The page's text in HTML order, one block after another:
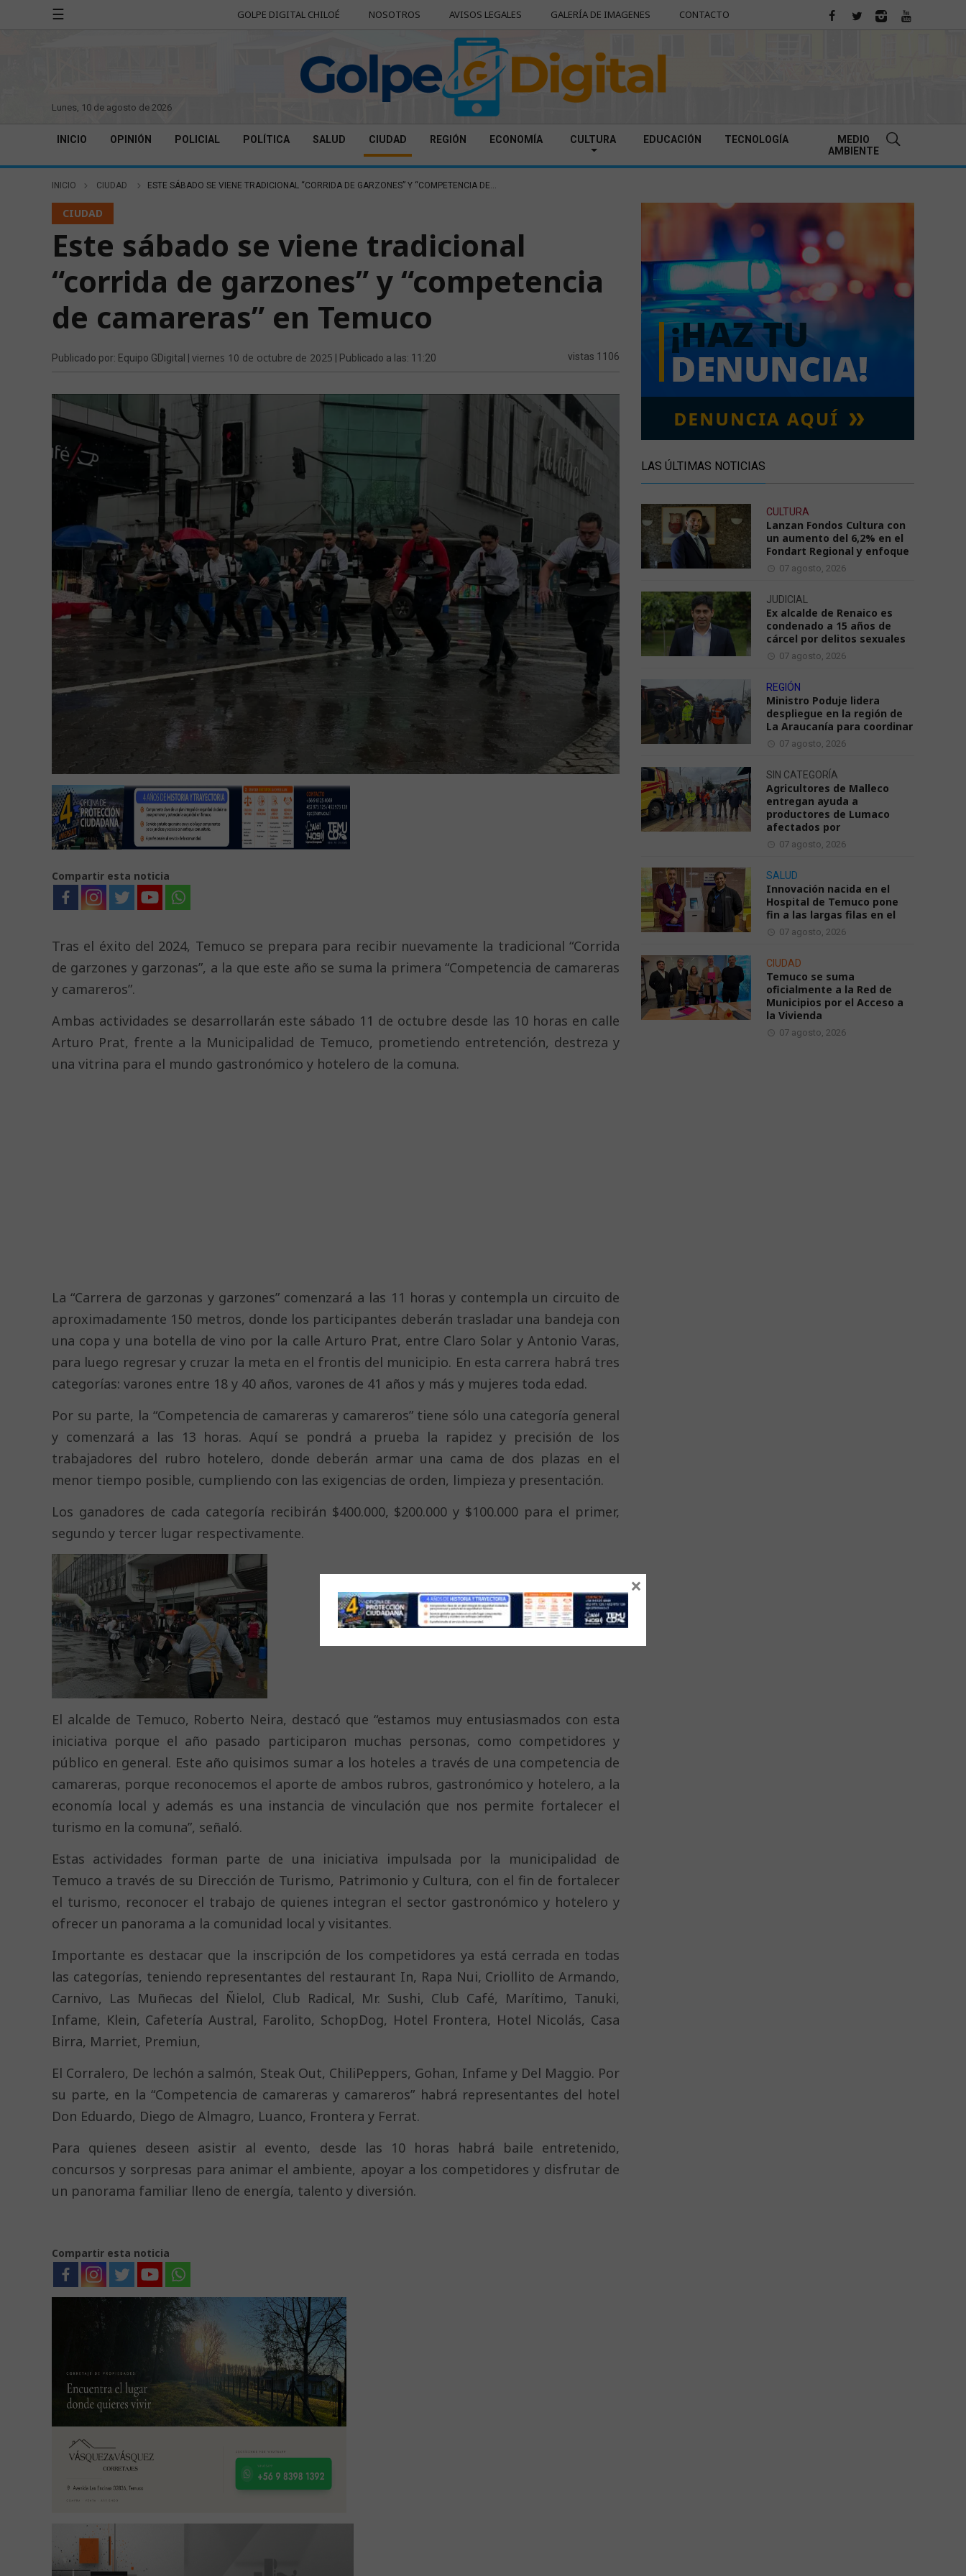
☰ GOLPE DIGITAL CHILOÉ NOSOTROS AVISOS LEGALES GALERÍA DE IMAGENES CONTACTO
lunes, 10 de agosto de 2026
INICIO OPINIÓN POLICIAL POLÍTICA SALUD CIUDAD REGIÓN ECONOMÍA CULTURA EDUCACIÓN TECNOLOGÍA
MEDIO
AMBIENTE
INICIO CIUDAD ESTE SÁBADO SE VIENE TRADICIONAL “CORRIDA DE GARZONES” Y “COMPETENCIA DE...
CIUDAD
Este sábado se viene tradicional
“corrida de garzones” y “competencia
de camareras” en Temuco
Publicado por: Equipo GDigital | viernes 10 de octubre de 2025 | Publicado a las: 11:20 vistas 1106
Compartir esta noticia
Tras el éxito del 2024, Temuco se prepara para recibir nuevamente la tradicional “Corrida
de garzones y garzonas”, a la que este año se suma la primera “Competencia de camareras
y camareros”.
Ambas actividades se desarrollarán este sábado 11 de octubre desde las 10 horas en calle
Arturo Prat, frente a la Municipalidad de Temuco, prometiendo entretención, destreza y
una vitrina para el mundo gastronómico y hotelero de la comuna.
La “Carrera de garzonas y garzones” comenzará a las 11 horas y contempla un circuito de
aproximadamente 150 metros, donde los participantes deberán trasladar una bandeja con
una copa y una botella de vino por la calle Arturo Prat, entre Claro Solar y Antonio Varas,
para luego regresar y cruzar la meta en el frontis del municipio. En esta carrera habrá tres
categorías: varones entre 18 y 40 años, varones de 41 años y más y mujeres toda edad.
Por su parte, la “Competencia de camareras y camareros” tiene sólo una categoría general
y comenzará a las 13 horas. Aquí se pondrá a prueba la rapidez y precisión de los
trabajadores del rubro hotelero, donde deberán armar una cama de dos plazas en el
menor tiempo posible, cumpliendo con las exigencias de orden, limpieza y presentación.
Los ganadores de cada categoría recibirán $400.000, $200.000 y $100.000 para el primer,
segundo y tercer lugar respectivamente.
El alcalde de Temuco, Roberto Neira, destacó que “estamos muy entusiasmados con esta
iniciativa porque el año pasado participaron muchas personas, como competidores y
público en general. Este año quisimos sumar a los hoteles a través de una competencia de
camareras, porque reconocemos el aporte de ambos rubros, gastronómico y hotelero, a la
economía local y además es una instancia de vinculación que nos permite fortalecer el
turismo en la comuna”, señaló.
Estas actividades forman parte de una iniciativa impulsada por la municipalidad de
Temuco a través de su Dirección de Turismo, Patrimonio y Cultura, con el fin de fortalecer
el turismo, reconocer el trabajo de quienes integran el sector gastronómico y hotelero y
ofrecer un panorama a la comunidad local y visitantes.
Importante es destacar que la inscripción de los competidores ya está cerrada en todas
las categorías, teniendo representantes del restaurant In, Rapa Nui, Criollito de Armando,
Carnivo, Las Muñecas del Ñielol, Club Radical, Mr. Sushi, Club Café, Marítimo, Tanuki,
Infame, Klein, Cafetería Austral, Farolito, SchopDog, Hotel Frontera, Hotel Nicolás, Casa
Birra, Marriet, Premiun,
El Corralero, De lechón a salmón, Steak Out, ChiliPeppers, Gohan, Infame y Del Maggio. Por
su parte, en la “Competencia de camareras y camareros” habrá representantes del hotel
Don Eduardo, Diego de Almagro, Luanco, Frontera y Ferrat.
Para quienes deseen asistir al evento, desde las 10 horas habrá baile entretenido,
concursos y sorpresas para animar el ambiente, apoyar a los competidores y disfrutar de
un panorama familiar lleno de energía, talento y diversión.
Compartir esta noticia
LAS ÚLTIMAS NOTICIAS
CULTURA
Lanzan Fondos Cultura con
un aumento del 6,2% en el
Fondart Regional y enfoque
07 agosto, 2026
JUDICIAL
Ex alcalde de Renaico es
condenado a 15 años de
cárcel por delitos sexuales
07 agosto, 2026
REGIÓN
Ministro Poduje lidera
despliegue en la región de
La Araucanía para coordinar
07 agosto, 2026
SIN CATEGORÍA
Agricultores de Malleco
entregan ayuda a
productores de Lumaco
afectados por
07 agosto, 2026
SALUD
Innovación nacida en el
Hospital de Temuco pone
fin a las largas filas en el
07 agosto, 2026
CIUDAD
Temuco se suma
oficialmente a la Red de
Municipios por el Acceso a
la Vivienda
07 agosto, 2026
×